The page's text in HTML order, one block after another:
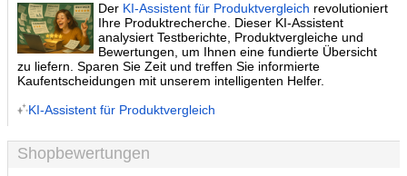
Der KI-Assistent für Produktvergleich revolutioniert
Ihre Produktrecherche. Dieser KI-Assistent
analysiert Testberichte, Produktvergleiche und
Bewertungen, um Ihnen eine fundierte Übersicht
zu liefern. Sparen Sie Zeit und treffen Sie informierte
Kaufentscheidungen mit unserem intelligenten Helfer.
KI-Assistent für Produktvergleich
Shopbewertungen